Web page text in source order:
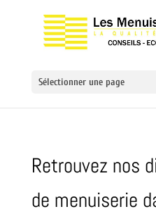
Sélectionner une page
Retrouvez nos
de menuiserie